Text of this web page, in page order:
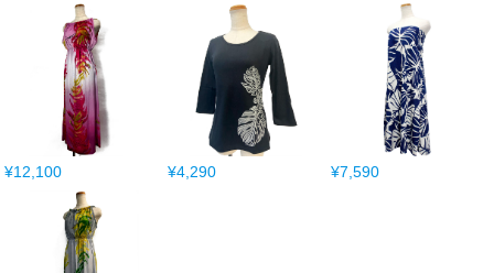
¥12,100 ¥4,290 ¥7,590